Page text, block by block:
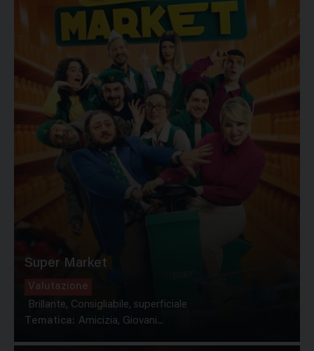
Super Market
Valutazione
Brillante, Consigliabile, superficiale
Tematica: Amicizia, Giovani...